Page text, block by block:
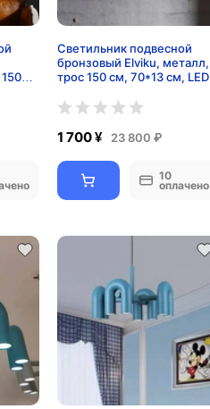
Светильник подвесной
бронзовый Elviku, металл,
трос 150 см, 70*13 см, LED
1 700 ¥ 23 800 ₽
10
оплачено